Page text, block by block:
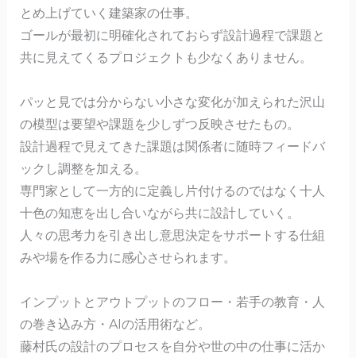
とめ上げていく建築家の仕事。
ゴールが最初に明確化されておらず設計過程で課題と
共に見えてくるプロジェクトも少なくありません。
パッと見では分からない小さな変化が加えられた沢山
の模型は要望や課題を少しずつ反映させたもの。
設計過程で見えてきた課題は関係者に随時フィードバ
ックし調整を加える。
専門家として一方的に定義し片付けるのではなく十人
十色の知恵を出し合いながら共に設計していく。
人々の思考力を引き出し意思決定をサポートする仕組
みや場を作る力に感心させられます。
インプットとアウトプットのフロー・若手の教育・人
の巻き込み方・AIの活用術など。
藤村氏の設計のプロセスを自分や世の中の仕事に活か